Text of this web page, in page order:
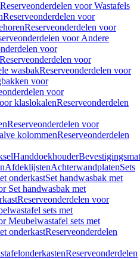
Reserveonderdelen voor Wastafels
Reserveonderdelen voor
Reserveonderdelen voor
voor Andere
voor
Reserveonderdelen voor
wasbakReserveonderdelen voor
voor
voor
klaslokalenReserveonderdelen
Reserveonderdelen voor
kolommenReserveonderdelen
Handdoekhouder
AfdeklijstenAchterwandplatenSets
onderkastSet handwasbak met
Set handwasbak met
Reserveonderdelen voor
sets met
Meubelwastafel sets met
onderkastReserveonderdelen
Reserveonderdelen